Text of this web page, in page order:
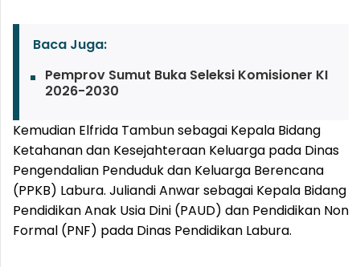
Baca Juga:
Pemprov Sumut Buka Seleksi Komisioner KI
2026-2030
Kemudian Elfrida Tambun sebagai Kepala Bidang
Ketahanan dan Kesejahteraan Keluarga pada Dinas
Pengendalian Penduduk dan Keluarga Berencana
(PPKB) Labura. Juliandi Anwar sebagai Kepala Bidang
Pendidikan Anak Usia Dini (PAUD) dan Pendidikan Non
Formal (PNF) pada Dinas Pendidikan Labura.